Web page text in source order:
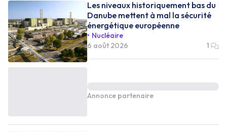
Les niveaux historiquement bas du
Danube mettent à mal la sécurité
énergétique européenne
Nucléaire
6 août 2026
1
Annonce partenaire